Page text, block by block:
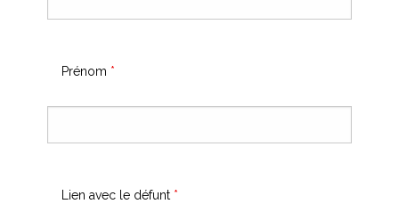
Prénom *
Lien avec le défunt *